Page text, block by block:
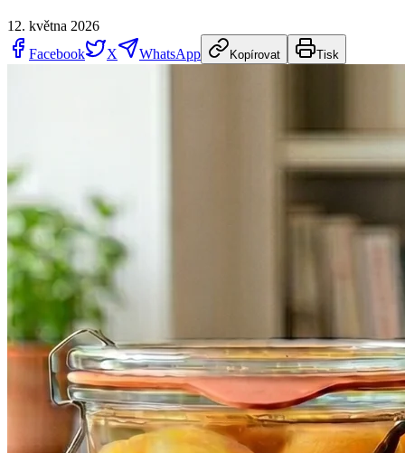
12. května 2026
Facebook
X WhatsApp Kopírovat Tisk